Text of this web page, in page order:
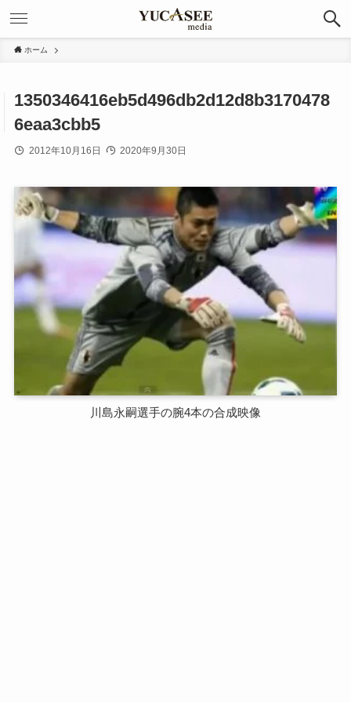
ホーム
1350346416eb5d496db2d12d8b3170478
6eaa3cbb5
2012年10月16日 2020年9月30日
川島永嗣選手の腕4本の合成映像